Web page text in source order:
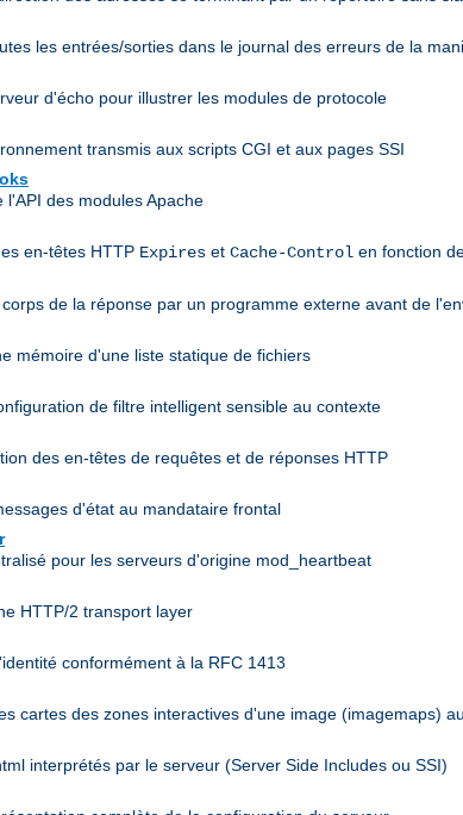
les entrées/sorties dans le journal des erreurs de la
d'écho pour illustrer les modules de protocole
transmis aux scripts CGI et aux pages SSI
l'API des modules Apache
en-têtes HTTP Expires et Cache-Control en fonction
de la réponse par un programme externe avant de
mémoire d'une liste statique de fichiers
de filtre intelligent sensible au contexte
des en-têtes de requêtes et de réponses HTTP
d'état au mandataire frontal
pour les serveurs d'origine mod_heartbeat
HTTP/2 transport layer
conformément à la RFC 1413
cartes des zones interactives d'une image (imagemaps)
interprétés par le serveur (Server Side Includes ou SSI)